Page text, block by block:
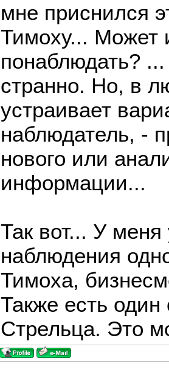
мне приснился
Тимоху... Может
понаблюдать?
странно. Но, в
устраивает
наблюдатель, -
нового или
информации...
Так вот... У
наблюдения
Тимоха,
Также есть
Стрельца. Это